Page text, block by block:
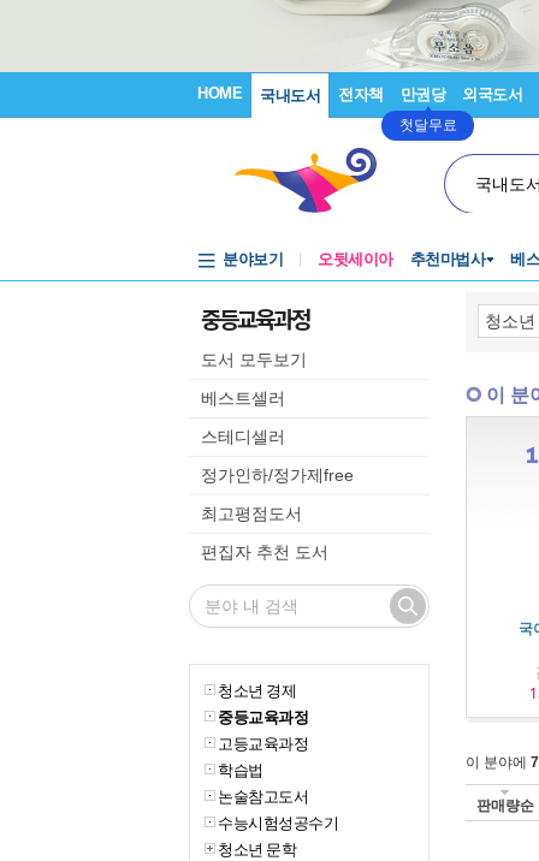
HOME 국내도서 전자책 만권당
첫달무료
외국도서
국내도
분야보기 오뒷세이아 추천마법사 베
중등교육과정
도서 모두보기
베스트셀러
스테디셀러
정가인하/정가제free
최고평점도서
편집자 추천 도서
청소년 경제
중등교육과정
고등교육과정
학습법
논술참고도서
수능시험성공수기
청소년 문학
이 분
국
이 분야에
판매량순